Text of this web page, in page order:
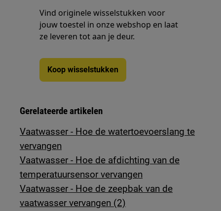
Vind originele wisselstukken voor
jouw toestel in onze webshop en laat
ze leveren tot aan je deur.
Koop wisselstukken
Gerelateerde artikelen
Vaatwasser - Hoe de watertoevoerslang te
vervangen
Vaatwasser - Hoe de afdichting van de
temperatuursensor vervangen
Vaatwasser - Hoe de zeepbak van de
vaatwasser vervangen (2)